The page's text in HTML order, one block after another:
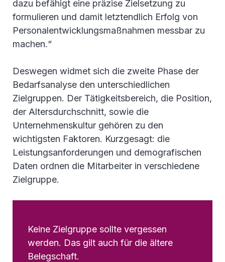
dazu befähigt eine präzise Zielsetzung zu
formulieren und damit letztendlich Erfolg von
Personalentwicklungsmaßnahmen messbar zu
machen.“
Deswegen widmet sich die zweite Phase der
Bedarfsanalyse den unterschiedlichen
Zielgruppen. Der Tätigkeitsbereich, die Position,
der Altersdurchschnitt, sowie die
Unternehmenskultur gehören zu den
wichtigsten Faktoren. Kurzgesagt: die
Leistungsanforderungen und demografischen
Daten ordnen die Mitarbeiter in verschiedene
Zielgruppe.
Keine Zielgruppe sollte vergessen
werden. Das gilt auch für die ältere
Belegschaft.